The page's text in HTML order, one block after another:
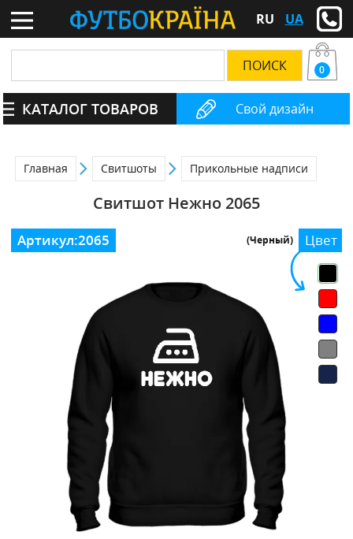
RU UA
Свой дизайн
0
КАТАЛОГ ТОВАРОВ
Главная Свитшоты Прикольные надписи
Свитшот Нежно 2065
Цвет
(Черный)
Артикул:2065